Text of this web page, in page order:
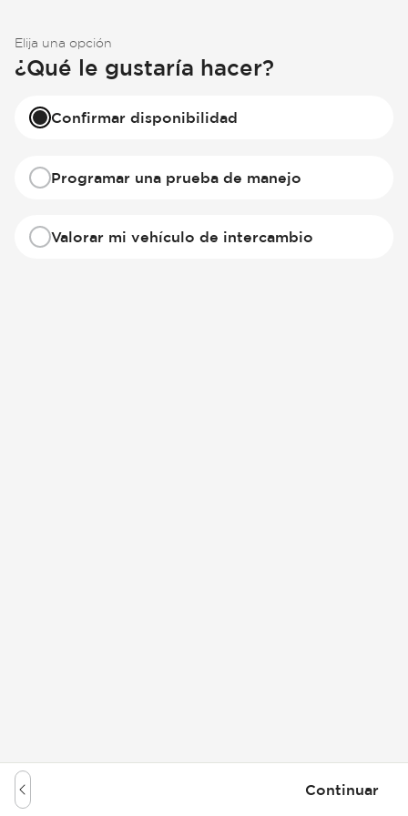
Elija una opción
¿Qué le gustaría hacer?
Confirmar disponibilidad
Programar una prueba de manejo
Valorar mi vehículo de intercambio
Continuar